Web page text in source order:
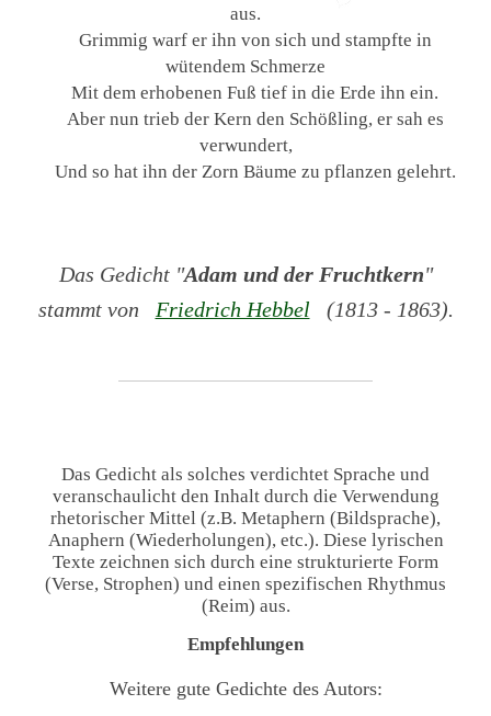
aus.
Grimmig warf er ihn von sich und stampfte in
wütendem Schmerze
Mit dem erhobenen Fuß tief in die Erde ihn ein.
Aber nun trieb der Kern den Schößling, er sah es
verwundert,
Und so hat ihn der Zorn Bäume zu pflanzen gelehrt.
Das Gedicht "Adam und der Fruchtkern"
stammt von
Friedrich Hebbel (1813 - 1863).
Das Gedicht als solches verdichtet Sprache und
veranschaulicht den Inhalt durch die Verwendung
rhetorischer Mittel (z.B. Metaphern (Bildsprache),
Anaphern (Wiederholungen), etc.). Diese lyrischen
Texte zeichnen sich durch eine strukturierte Form
(Verse, Strophen) und einen spezifischen Rhythmus
(Reim) aus.
Empfehlungen
Weitere gute Gedichte des Autors: